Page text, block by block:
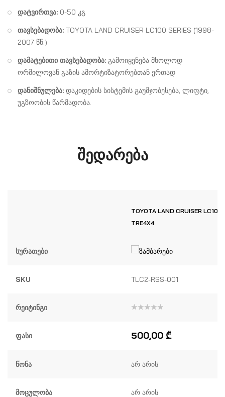
დატვირთვა: 0-50 კგ
თავსებადობა: TOYOTA LAND CRUISER LC100 SERIES (1998-
2007 წწ.)
დამატებითი თავსებადობა: გამოიყენება მხოლოდ
ორმილოვან გაზის ამორტიზატორებთან ერთად
დანიშნულება: დაკიდების სისტემის გაუმჯობესება, ლიფტი,
უგზოობის წარმადობა.
შედარება
TOYOTA LAND CRUISER LC100
TRE4X4
Სურათები
SKU TLC2-RSS-001
Რეიტინგი
დან
Ფასი 500,00 ₾
Წონა არ არის
Მოცულობა არ არის